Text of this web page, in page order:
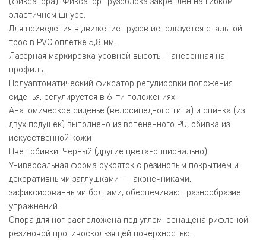
эластичном шнуре.
Для приведения в движение грузов используется стальной
трос в PVC оплетке 5,8 мм.
Лазерная маркировка уровней высоты, нанесенная на
профиль.
Полуавтоматический фиксатор регулировки положения
сиденья, регулируется в 6-ти положениях.
Анатомическое сиденье (велосипедного типа) и спинка (из
двух подушек) выполнено из вспененного PU, обивка из
искусственной кожи
Цвет обивки: Черный (другие цвета-опционально).
Универсальная форма рукояток с резиновым покрытием и
декоративными заглушками – наконечниками,
зафиксированными болтами, обеспечивают разнообразие
упражнений.
Опора для ног расположена под углом, оснащена рифленой
резиновой противоскользящей поверхностью.